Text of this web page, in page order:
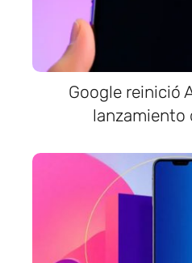
Google reinició
lanzamiento